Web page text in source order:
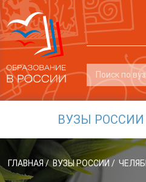
ВУЗЫ РОССИИ
ГЛАВНАЯ/ ВУЗЫ РОССИИ /